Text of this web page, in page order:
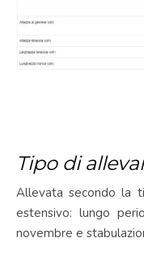
Tipo di
Allevata secondo la
estensivo: lungo
novembre e